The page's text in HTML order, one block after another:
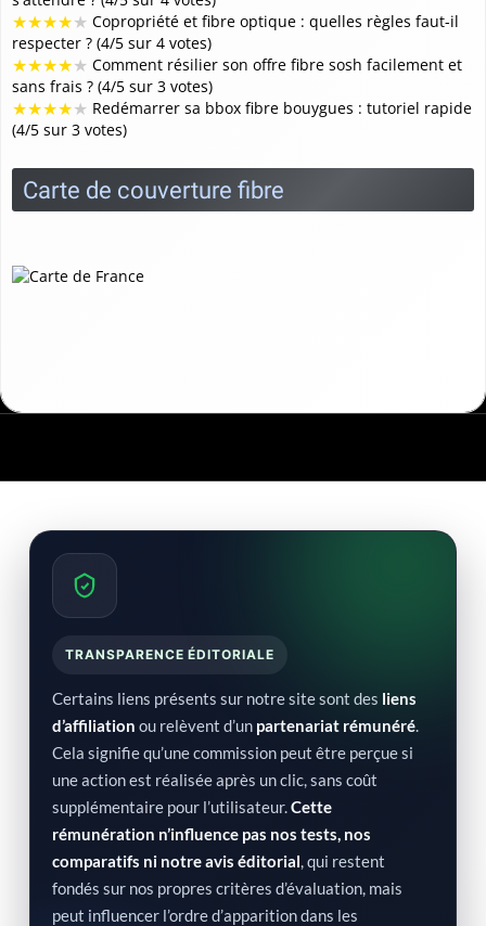
★★★★★ Copropriété et fibre optique : quelles règles faut-il
respecter ? (4/5 sur 4 votes)
★★★★★ Comment résilier son offre fibre sosh facilement et
sans frais ? (4/5 sur 3 votes)
★★★★★ Redémarrer sa bbox fibre bouygues : tutoriel rapide
(4/5 sur 3 votes)
Carte de couverture fibre
TRANSPARENCE ÉDITORIALE
Certains liens présents sur notre site sont des liens
d’affiliation ou relèvent d’un partenariat rémunéré
Cela signifie qu’une commission peut être perçue si
une action est réalisée après un clic, sans coût
supplémentaire pour l’utilisateur. Cette
rémunération n’influence pas nos tests, nos
comparatifs ni notre avis éditorial , qui restent
fondés sur nos propres critères d’évaluation, mais
peut influencer l’ordre d’apparition dans les